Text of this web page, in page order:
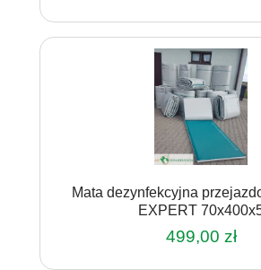
Mata dezynfekcyjna
EXPERT
499,00 zł